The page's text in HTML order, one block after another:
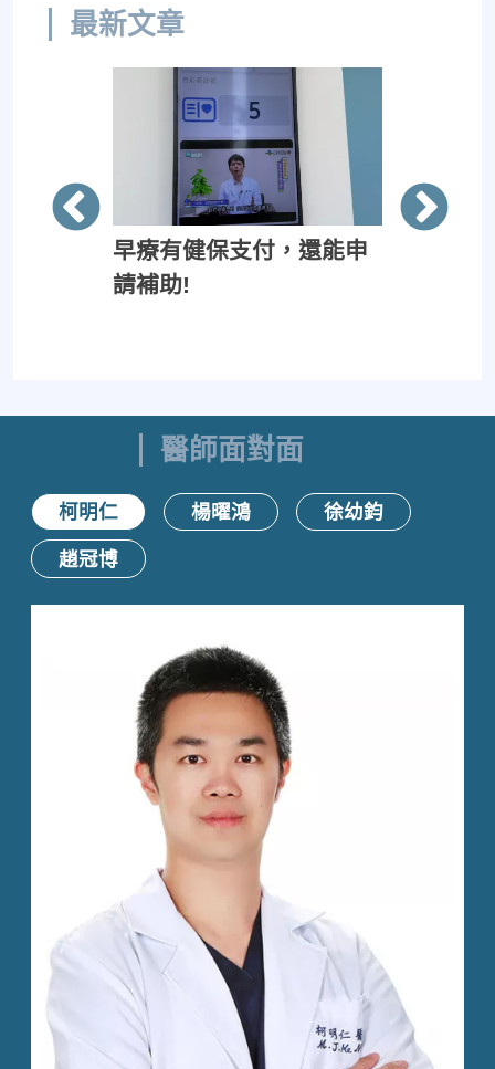
最新文章
早療有健保支付，還能申
請補助!
醫師面對面
柯明仁 楊曜鴻 徐幼鈞
趙冠博